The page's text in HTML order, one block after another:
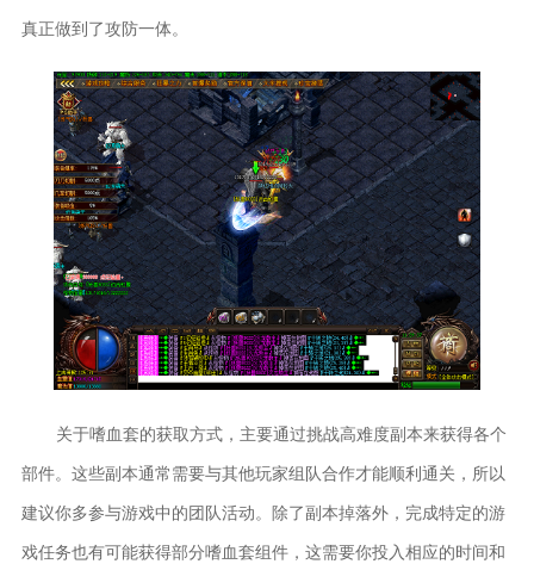
真正做到了攻防一体。
关于嗜血套的获取方式，主要通过挑战高难度副本来获得各个
部件。这些副本通常需要与其他玩家组队合作才能顺利通关，所以
建议你多参与游戏中的团队活动。除了副本掉落外，完成特定的游
戏任务也有可能获得部分嗜血套组件，这需要你投入相应的时间和